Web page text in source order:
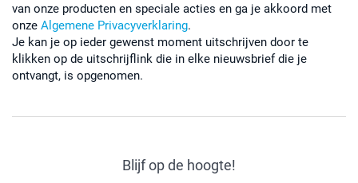
van onze producten en speciale acties en ga je akkoord met
onze Algemene Privacyverklaring.
Je kan je op ieder gewenst moment uitschrijven door te
klikken op de uitschrijflink die in elke nieuwsbrief die je
ontvangt, is opgenomen.
Blijf op de hoogte!